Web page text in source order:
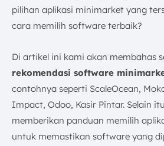
5. Perhatikan Integrasi
Toko
Kesimpulan
pilihan aplikasi minimarket yang
cara memilih software terbaik?
Di artikel ini kami akan membahas
rekomendasi software
contohnya seperti ScaleOcean,
Impact, Odoo, Kasir Pintar. Selain
memberikan panduan memilih
untuk memastikan software yang